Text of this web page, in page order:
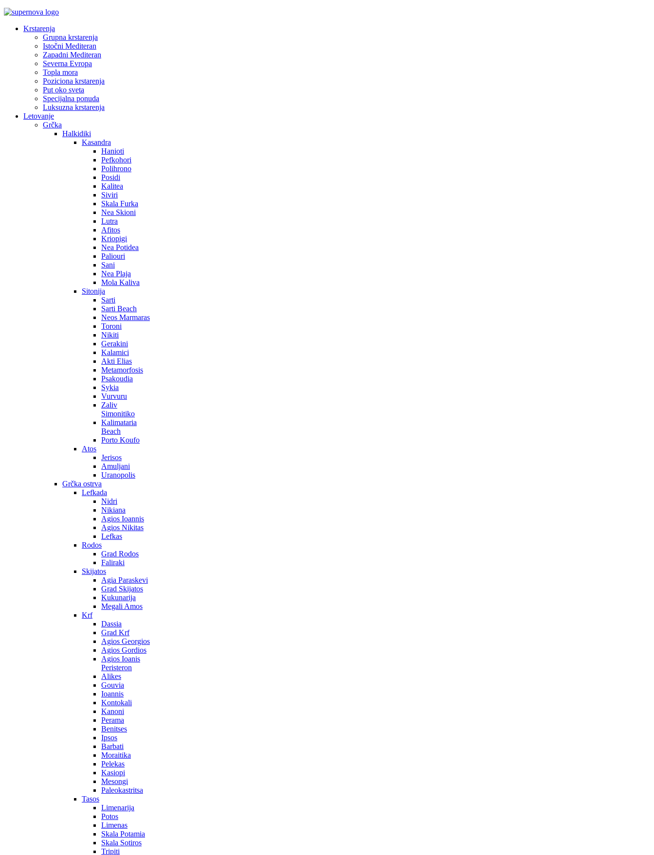
Krstarenja
Grupna krstarenja
Istočni Mediteran
Zapadni Mediteran
Severna Evropa
Topla mora
Poziciona krstarenja
Put oko sveta
Specijalna ponuda
Luksuzna krstarenja
Letovanje
Grčka
Halkidiki
Kasandra
Hanioti
Pefkohori
Polihrono
Posidi
Kalitea
Siviri
Skala Furka
Nea Skioni
Lutra
Afitos
Kriopigi
Nea Potidea
Paliouri
Sani
Nea Plaja
Mola Kaliva
Sitonija
Sarti
Sarti Beach
Neos Marmaras
Toroni
Nikiti
Gerakini
Kalamici
Akti Elias
Metamorfosis
Psakoudia
Sykia
Vurvuru
Zaliv
Simonitiko
Kalimataria
Beach
Porto Koufo
Atos
Jerisos
Amuljani
Uranopolis
Grčka ostrva
Lefkada
Nidri
Nikiana
Agios Ioannis
Agios Nikitas
Lefkas
Rodos
Grad Rodos
Faliraki
Skijatos
Agia Paraskevi
Grad Skijatos
Kukunarija
Megali Amos
Krf
Dassia
Grad Krf
Agios Georgios
Agios Gordios
Agios Ioanis
Peristeron
Alikes
Gouvia
Ioannis
Kontokali
Kanoni
Perama
Benitses
Ipsos
Barbati
Moraitika
Pelekas
Kasiopi
Mesongi
Paleokastritsa
Tasos
Limenarija
Potos
Limenas
Skala Potamia
Skala Sotiros
Tripiti